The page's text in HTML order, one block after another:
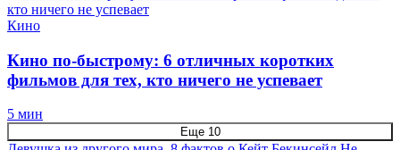
Кино
Кино по-быстрому: 6 отличных коротких
фильмов для тех, кто ничего не успевает
5 мин
Еще 10